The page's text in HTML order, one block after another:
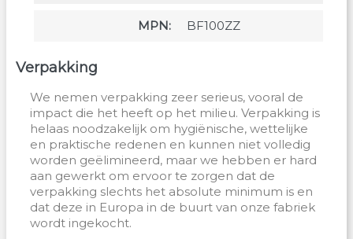
MPN BF100ZZ
Verpakking
We nemen verpakking zeer serieus, vooral de
impact die het heeft op het milieu. Verpakking is
helaas noodzakelijk om hygiënische, wettelijke
en praktische redenen en kunnen niet volledig
worden geëlimineerd, maar we hebben er hard
aan gewerkt om ervoor te zorgen dat de
verpakking slechts het absolute minimum is en
dat deze in Europa in de buurt van onze fabriek
wordt ingekocht.